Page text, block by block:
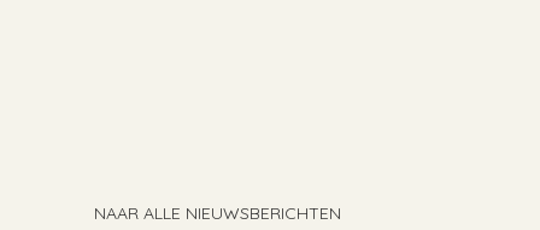
NAAR ALLE NIEUWSBERICHTEN